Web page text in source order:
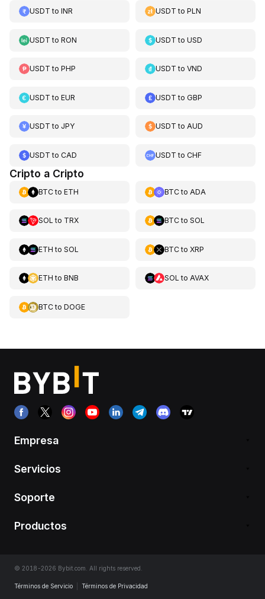
USDT to INR USDT toPLN
USDT to RON USDT toUSD
USDT to PHP USDT toVND
USDT to EUR USDT toGBP
USDT to JPY USDT toAUD
USDT to CAD USDT toCHF
Cripto a Cripto
BTCto ETH BTCto ADA
SOL to TRX BTCto SOL
ETH to SOL BTCto XRP
ETH to BNB SOL to AVAX
BTCto DOGE
Empresa
Servicios
Soporte
Productos
© 2018-2026 Bybit.com. All rights reserved.
Términos de Servicio Términos de Privacidad